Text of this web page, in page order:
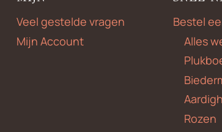
Veel gestelde vragen
Mijn Account
Bestel
Alles
Rozen